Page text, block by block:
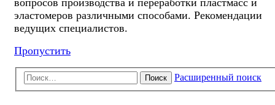
эластомеров различными способами. Рекомендации
ведущих специалистов.
Пропустить
Поиск Расширенный поиск